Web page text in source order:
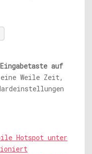
Eingabetaste auf
Weile Zeit,
Hotspot unter